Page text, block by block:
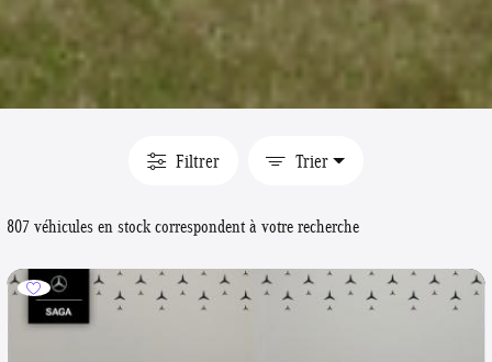
Filtrer Trier
807 véhicules en stock correspondent à votre recherche